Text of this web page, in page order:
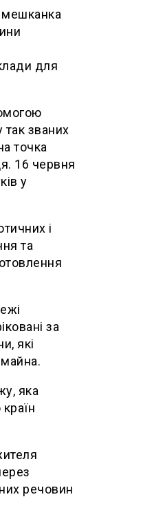
мешканка
для
званих
точка
16 червня
у
і
та
за
які
яка
речовин